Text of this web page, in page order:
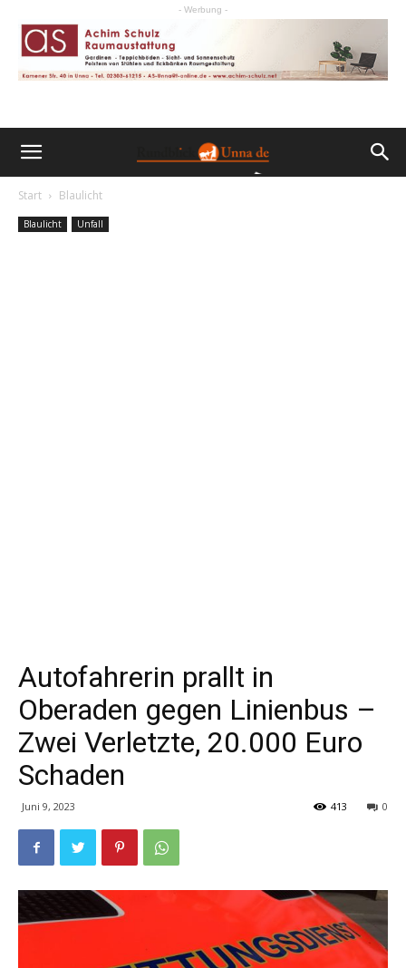
- Werbung -
Start Blaulicht
Blaulicht Unfall
Autofahrerin prallt in
Oberaden gegen Linienbus –
Zwei Verletzte, 20.000 Euro
Schaden
Juni 9, 2023 0
413